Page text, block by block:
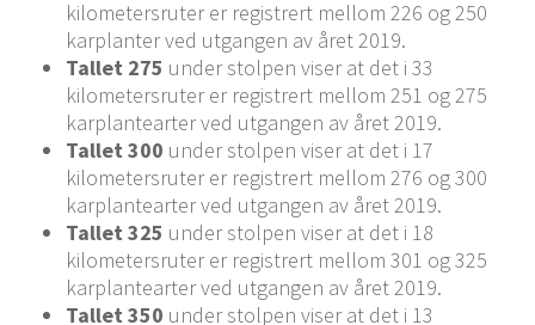
kilometersruter er registrert mellom 226 og 250
karplanter ved utgangen av året 2019.
Tallet 275 under stolpen viser at det i 33
kilometersruter er registrert mellom 251 og 275
karplantearter ved utgangen av året 2019.
Tallet 300 under stolpen viser at det i 17
kilometersruter er registrert mellom 276 og 300
karplantearter ved utgangen av året 2019.
Tallet 325 under stolpen viser at det i 18
kilometersruter er registrert mellom 301 og 325
karplantearter ved utgangen av året 2019.
Tallet 350 under stolpen viser at det i 13